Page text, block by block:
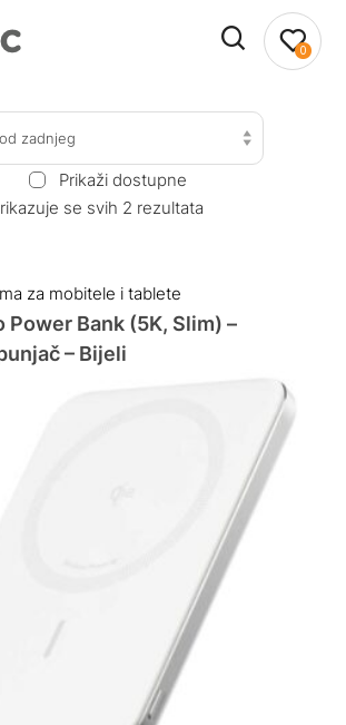
0
zadnjeg
Prikaži dostupne
se svih 2 rezultata
za mobitele i tablete
Power Bank (5K, Slim) –
– Bijeli